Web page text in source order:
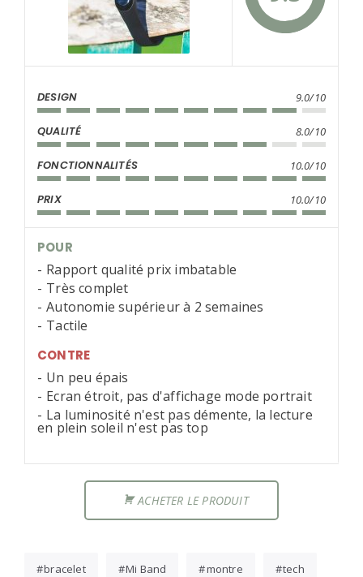
DESIGN 9.0/10
QUALITÉ 8.0/10
FONCTIONNALITÉS 10.0/10
PRIX 10.0/10
POUR
Rapport qualité prix imbatable
Très complet
Autonomie supérieur à 2 semaines
Tactile
CONTRE
Un peu épais
Ecran étroit, pas d'affichage mode portrait
La luminosité n'est pas démente, la lecture
en plein soleil n'est pas top
ACHETER LE PRODUIT
bracelet Mi Band montre tech